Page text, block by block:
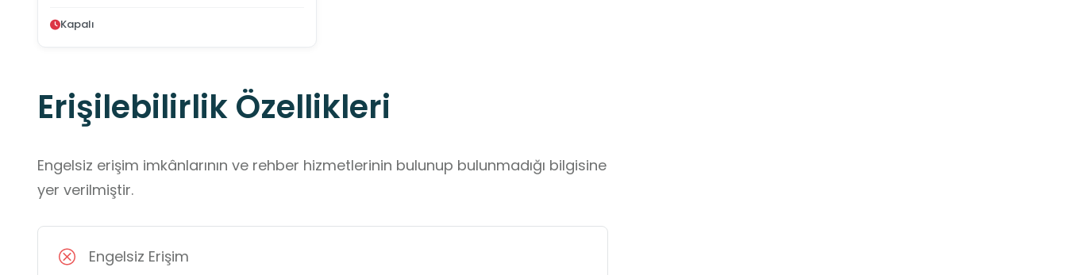
Kapalı
Erişilebilirlik Özellikleri
Engelsiz erişim imkânlarının ve rehber hizmetlerinin bulunup bulunmadığı bilgisine
yer verilmiştir.
Engelsiz Erişim